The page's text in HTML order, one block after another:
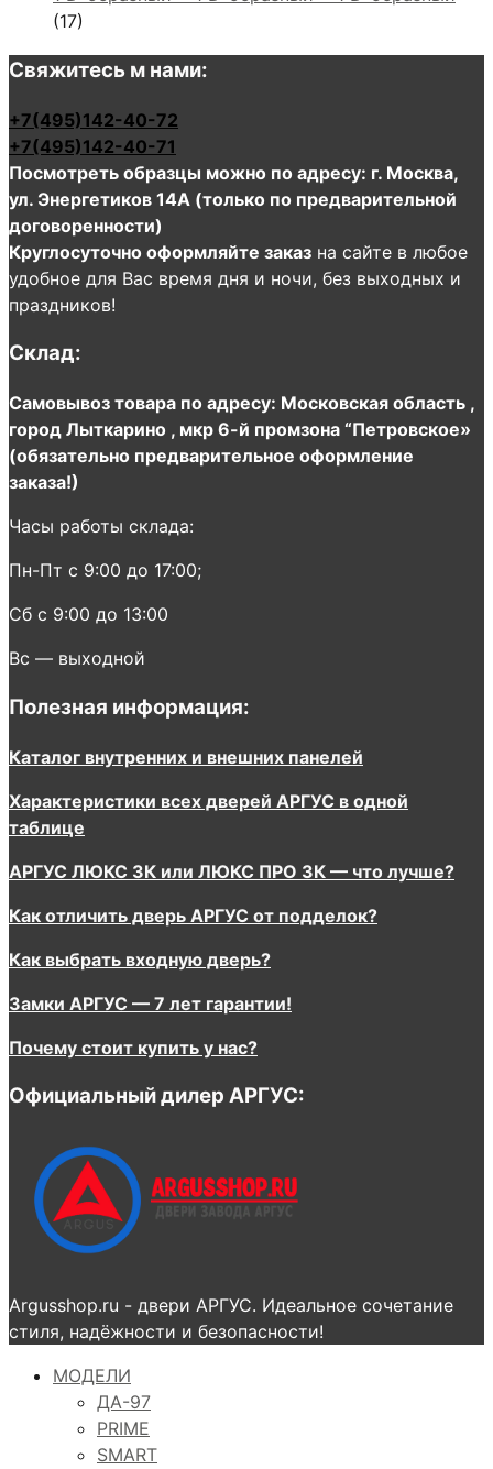
(17)
Свяжитесь м нами:
+7(495)142-40-72
+7(495)142-40-71
Посмотреть образцы можно по адресу: г. Москва,
ул. Энергетиков 14А (только по предварительной
договоренности)
Круглосуточно оформляйте заказ на сайте в любое
удобное для Вас время дня и ночи, без выходных и
праздников!
Склад:
Самовывоз товара по адресу: Московская область ,
город Лыткарино , мкр 6-й промзона “Петровское»
(обязательно предварительное оформление
заказа!)
Часы работы склада:
Пн-Пт с 9:00 до 17:00;
Сб с 9:00 до 13:00
Вс — выходной
Полезная информация:
Каталог внутренних и внешних панелей
Характеристики всех дверей АРГУС в одной
таблице
АРГУС ЛЮКС 3К или ЛЮКС ПРО 3К — что лучше?
Как отличить дверь АРГУС от подделок?
Как выбрать входную дверь?
Замки АРГУС — 7 лет гарантии!
Почему стоит купить у нас?
Официальный дилер АРГУС:
Argusshop.ru - двери АРГУС. Идеальное сочетание
стиля, надёжности и безопасности!
МОДЕЛИ
ДА-97
PRIME
SMART